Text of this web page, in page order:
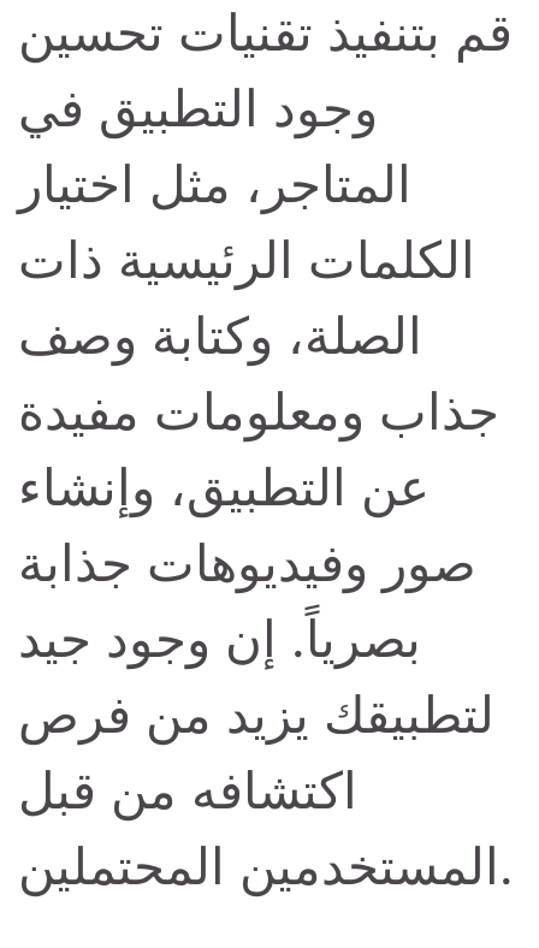
قم بتنفيذ تقنيات تحسين
وجود التطبيق في
المتاجر، مثل اختيار
الكلمات الرئيسية ذات
الصلة، وكتابة وصف
جذاب ومعلومات مفيدة
عن التطبيق، وإنشاء
صور وفيديوهات جذابة
بصرياً. إن وجود جيد
لتطبيقك يزيد من فرص
اكتشافه من قبل
المستخدمين المحتملين.